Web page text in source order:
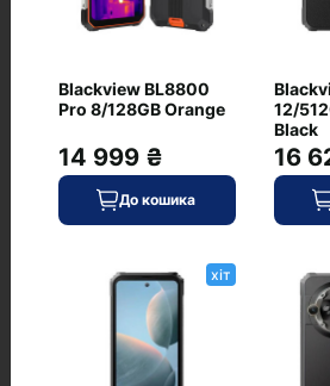
Стереодинаміки
Ще
Звук налаштований AKG,
якості 32-bit/384kHz, Samsung
Wireless DeX
Відгуки
+ Додати
Blackview BL8800
Pro 8/128GB Orange
14 999 ₴
До кошика
12/
Black
16
хіт